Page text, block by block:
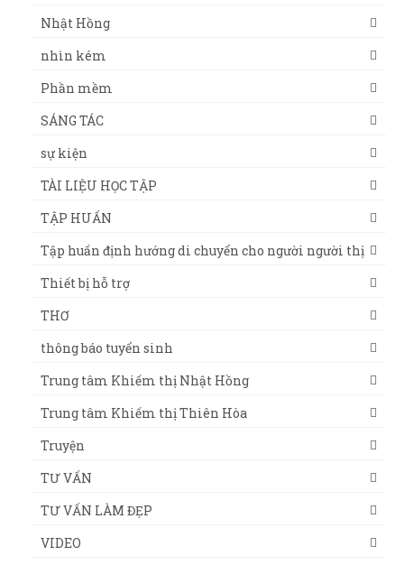
Nhật Hồng
nhìn kém
Phần mềm
SÁNG TÁC
sự kiện
TÀI LIỆU HỌC TẬP
TẬP HUẤN
Tập huấn định hướng di chuyển cho người người thị
Thiết bị hỗ trợ
THƠ
thông báo tuyển sinh
Trung tâm Khiếm thị Nhật Hồng
Trung tâm Khiếm thị Thiên Hòa
Truyện
TƯ VẤN
TƯ VẤN LÀM ĐẸP
VIDEO